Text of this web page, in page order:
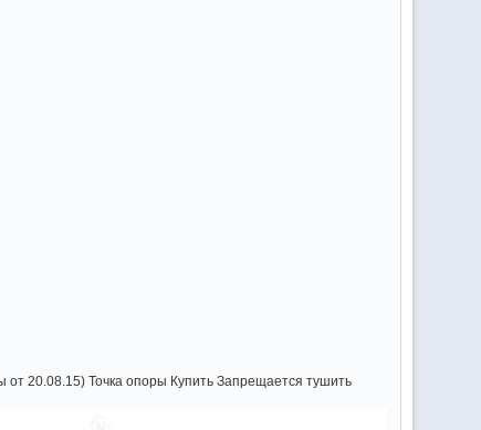
20.08.15) Точка опоры Купить Запрещается тушить